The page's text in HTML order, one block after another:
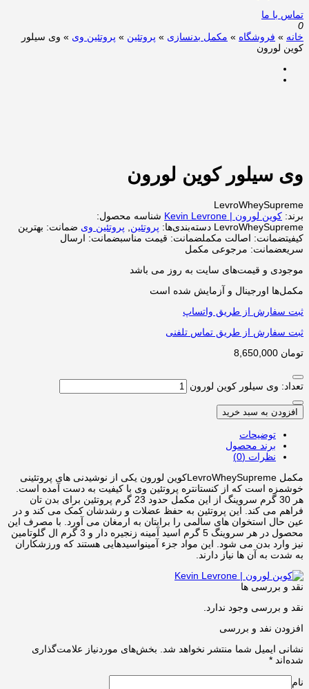
تماس با ما
0
خانه » فروشگاه » مکمل بدنسازی » پروتئین » پروتئین وی » وی سیلور
کوین لورون
وی سیلور کوین لورون
LevroWheySupreme
برند: کوین لورون | Kevin Levrone
شناسه محصول:
LevroWheySupreme دسته‌بندی‌ها: پروتئین پروتئین وی ضمانت: بهترین
کیفیتضمانت: اصالت مکملضمانت: قیمت مناسبضمانت: ارسال
سریعضمانت: مرجوعی مکمل
موجودی و قیمت‌های سایت به روز می باشد
مکمل‌ها اورجینال و آزمایش شده است
ثبت سفارش از طریق واتساپ
ثبت سفارش از طریق تماس تلفنی
تومان
تعداد: وی سیلور کوین لورون
افزودن به سبد خرید
توضیحات
برند محصول
نظرات (0)
مکمل LevroWheySupremeکوین لورون یکی از نوشیدنی های پروتئینی
خوشمزه است که از کنستانتره پروتئین وی با کیفیت به دست آمده است.
هر 30 گرم سروینگ از این مکمل حدود 23 گرم پروتئین برای بدن تان
فراهم می کند. این پروتئین به حفظ عضلات و رشدشان کمک می کند و در
عین حال استخوان های سالمی را برایتان به ارمغان می آورد. با مصرف این
محصول در هر سروینگ 5 گرم اسید آمینه زنجیره دار و 3 گرم ال گلوتامین
نیز وارد بدن می شود. این مواد جزء آمینواسیدهایی هستند که ورزشکاران
به شدت به آن ها نیاز دارند.
نقد و بررسی ها
نقد و بررسی وجود ندارد.
افزودن نفد و بررسی
نشانی ایمیل شما منتشر نخواهد شد.
بخش‌های موردنیاز علامت‌گذاری
شده‌اند *
نام